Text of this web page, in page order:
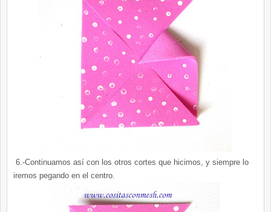
6.-Continuamos así con los otros cortes que hicimos, y siempre lo
iremos pegando en el centro.